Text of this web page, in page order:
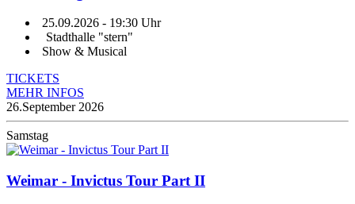
25.09.2026 - 19:30 Uhr
Stadthalle "stern"
Show & Musical
TICKETS
MEHR INFOS
26.September 2026
Samstag
Weimar - Invictus Tour Part II